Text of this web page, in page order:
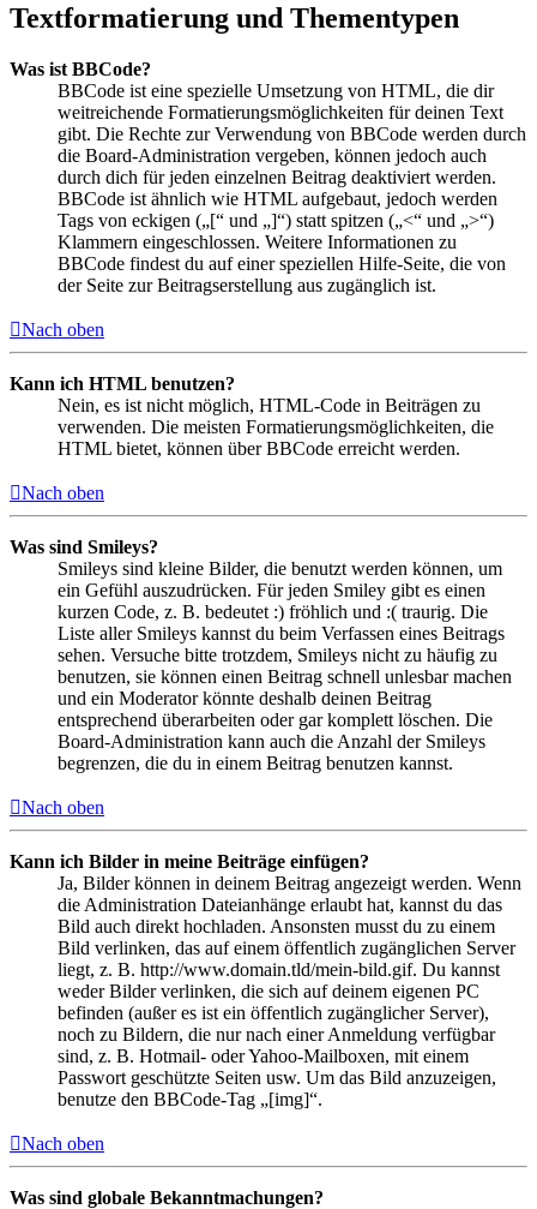
Textformatierung und Thementypen
Was ist BBCode?
BBCode ist eine spezielle Umsetzung von HTML, die dir
weitreichende Formatierungsmöglichkeiten für deinen Text
gibt. Die Rechte zur Verwendung von BBCode werden durch
die Board-Administration vergeben, können jedoch auch
durch dich für jeden einzelnen Beitrag deaktiviert werden.
BBCode ist ähnlich wie HTML aufgebaut, jedoch werden
Tags von eckigen („[“ und „]“) statt spitzen („<“ und „>“)
Klammern eingeschlossen. Weitere Informationen zu
BBCode findest du auf einer speziellen Hilfe-Seite, die von
der Seite zur Beitragserstellung aus zugänglich ist.
Nach oben
Kann ich HTML benutzen?
Nein, es ist nicht möglich, HTML-Code in Beiträgen zu
verwenden. Die meisten Formatierungsmöglichkeiten, die
HTML bietet, können über BBCode erreicht werden.
Nach oben
Was sind Smileys?
Smileys sind kleine Bilder, die benutzt werden können, um
ein Gefühl auszudrücken. Für jeden Smiley gibt es einen
kurzen Code, z. B. bedeutet :) fröhlich und :( traurig. Die
Liste aller Smileys kannst du beim Verfassen eines Beitrags
sehen. Versuche bitte trotzdem, Smileys nicht zu häufig zu
benutzen, sie können einen Beitrag schnell unlesbar machen
und ein Moderator könnte deshalb deinen Beitrag
entsprechend überarbeiten oder gar komplett löschen. Die
Board-Administration kann auch die Anzahl der Smileys
begrenzen, die du in einem Beitrag benutzen kannst.
Nach oben
Kann ich Bilder in meine Beiträge einfügen?
Ja, Bilder können in deinem Beitrag angezeigt werden. Wenn
die Administration Dateianhänge erlaubt hat, kannst du das
Bild auch direkt hochladen. Ansonsten musst du zu einem
Bild verlinken, das auf einem öffentlich zugänglichen Server
liegt, z. B. http://www.domain.tld/mein-bild.gif. Du kannst
weder Bilder verlinken, die sich auf deinem eigenen PC
befinden (außer es ist ein öffentlich zugänglicher Server),
noch zu Bildern, die nur nach einer Anmeldung verfügbar
sind, z. B. Hotmail- oder Yahoo-Mailboxen, mit einem
Passwort geschützte Seiten usw. Um das Bild anzuzeigen,
benutze den BBCode-Tag „[img]“.
Nach oben
Was sind globale Bekanntmachungen?